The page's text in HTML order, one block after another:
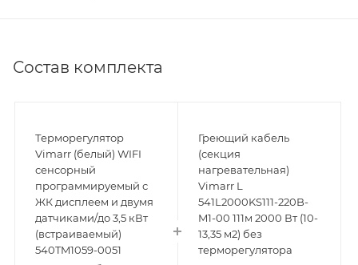
Состав комплекта
Терморегулятор
Vimarr (белый) WIFI
сенсорный
программируемый с
ЖК дисплеем и двумя
датчиками/до 3,5 кВт
(встраиваемый)
540TM1059-0051
Греющий кабель
(секция
нагревательная)
Vimarr L
541L2000KS111-220B-
M1-00 111м 2000 Вт (10-
13,35 м2) без
терморегулятора